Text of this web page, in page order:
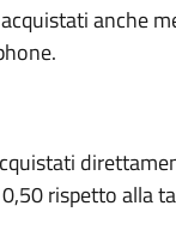
anche
rispetto alla